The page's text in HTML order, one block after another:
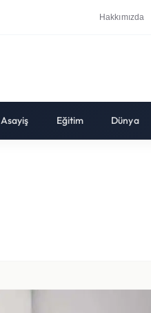
Hakkımızda
Asayiş Eğitim Dünya